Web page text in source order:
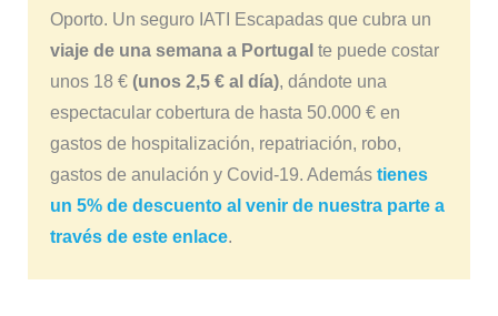
Oporto. Un seguro IATI Escapadas que cubra un
viaje de una semana a Portugal te puede costar
unos 18 € (unos 2,5 € al día), dándote una
espectacular cobertura de hasta 50.000 € en
gastos de hospitalización, repatriación, robo,
gastos de anulación y Covid-19. Además tienes
un 5% de descuento al venir de nuestra parte a
través de este enlace.